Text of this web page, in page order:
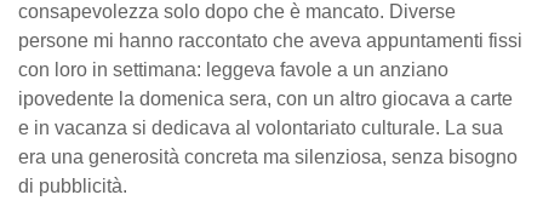
consapevolezza solo dopo che è mancato. Diverse
persone mi hanno raccontato che aveva appuntamenti fissi
con loro in settimana: leggeva favole a un anziano
ipovedente la domenica sera, con un altro giocava a carte
e in vacanza si dedicava al volontariato culturale. La sua
era una generosità concreta ma silenziosa, senza bisogno
di pubblicità.